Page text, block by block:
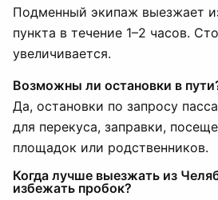
Подменный экипаж выезжает
пункта в течение 1–2 часов.
увеличивается.
Возможны ли остановки в
Да, остановки по запросу
для перекуса, заправки,
площадок или родственников.
Когда лучше выезжать из
избежать пробок?